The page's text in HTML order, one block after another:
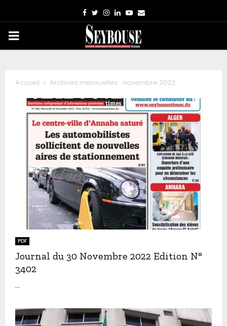
Facebook
TwitterInstagram
LinkedinYoutube
Email
PRIMARY
Accueil Archives mensuelles : novembre 2022
PDF
Journal du 30 Novembre 2022 Edition N°
3402
...